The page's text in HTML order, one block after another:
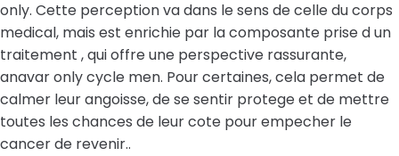
only. Cette perception va dans le sens de celle du corps
medical, mais est enrichie par la composante prise d un
traitement , qui offre une perspective rassurante,
anavar only cycle men. Pour certaines, cela permet de
calmer leur angoisse, de se sentir protege et de mettre
toutes les chances de leur cote pour empecher le
cancer de revenir..